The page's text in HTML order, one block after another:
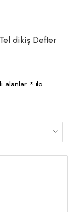
dikiş Defter
alanlar * ile